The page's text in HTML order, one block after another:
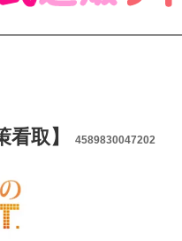
看取】 4589830047202